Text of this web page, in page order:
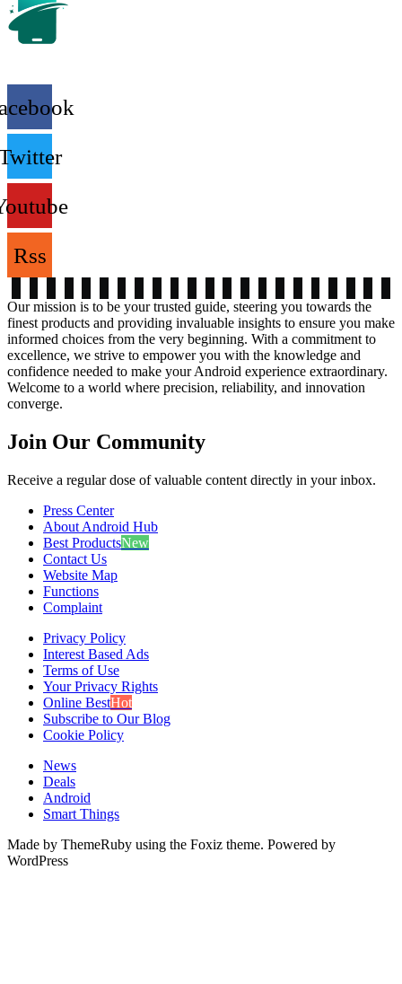
Rss
Our mission is to be your trusted guide, steering you towards the
finest products and providing invaluable insights to ensure you make
informed choices from the very beginning. With a commitment to
excellence, we strive to empower you with the knowledge and
confidence needed to make your Android experience extraordinary.
Welcome to a world where precision, reliability, and innovation
converge.
Join Our Community
Receive a regular dose of valuable content directly in your inbox.
Press Center
About Android Hub
Best ProductsNew
Contact Us
Website Map
Functions
Complaint
Privacy Policy
Interest Based Ads
Terms of Use
Your Privacy Rights
Online BestHot
Subscribe to Our Blog
Cookie Policy
News
Deals
Android
Smart Things
Made by ThemeRuby using the Foxiz theme. Powered by
WordPress